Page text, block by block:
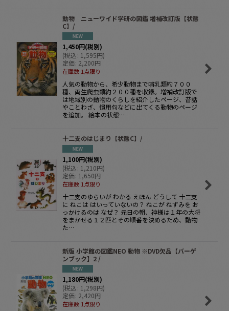
動物 ニューワイド学研の図鑑 増補改訂版【状態
C】/
1,450円(税別)
(税込: 1,595円)
定価: 2,200円
在庫数 1点限り
人気の動物から、希少動物まで哺乳類約７００
種、両生爬虫類約２００種を収録。増補改訂版で
は地域別の動物のくらしを紹介したページ、昔話
やことわざ、慣用句などに出てくる動物のページ
を追加。 絵本の状態…
十二支のはじまり【状態C】/
1,100円(税別)
(税込: 1,210円)
定価: 1,650円
在庫数 1点限り
十二支のゆらいが わかる えほん どうして 十二支
に ねこは はいっていないの？ ねこが ねずみを お
っかけるのは なぜ？ 元日の朝、神様は１年の大将
をまかせる１２匹とその順番を決めるため、動物
た…
新版 小学館の図鑑NEO 動物 ※DVD欠品【バーゲ
ンブック】2 /
1,180円(税別)
(税込: 1,298円)
定価: 2,420円
在庫数 1点限り